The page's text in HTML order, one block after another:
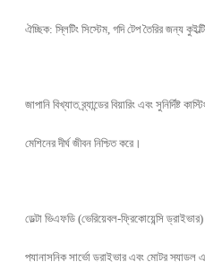
ঐচ্ছিক: স্লিটিং সিস্টেম, গদি টেপ তৈরির জন্য
জাপানি বিখ্যাত ব্র্যান্ডের বিয়ারিং এবং সুনির্দিষ্ট
মেশিনের দীর্ঘ জীবন নিশ্চিত করে।
ডেল্টা ভিএফডি (ভেরিয়েবল-ফ্রিকোয়েন্সি
প্যানাসনিক সার্ভো ড্রাইভার এবং মোটর স্যাডল